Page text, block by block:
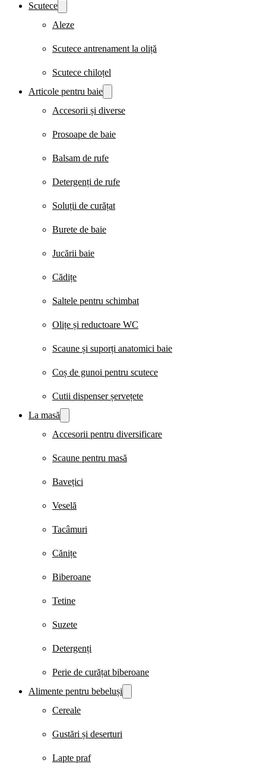
Scutece
Aleze
Scutece antrenament la oliță
Scutece chiloțel
Articole pentru baie
Accesorii și diverse
Prosoape de baie
Balsam de rufe
Detergenți de rufe
Soluții de curățat
Burete de baie
Jucării baie
Cădițe
Saltele pentru schimbat
Olițe și reductoare WC
Scaune și suporți anatomici baie
Coș de gunoi pentru scutece
Cutii dispenser șervețete
La masă
Accesorii pentru diversificare
Scaune pentru masă
Bavețici
Veselă
Tacâmuri
Cănițe
Biberoane
Tetine
Suzete
Detergenți
Perie de curățat biberoane
Alimente pentru bebeluși
Cereale
Gustări și deserturi
Lapte praf